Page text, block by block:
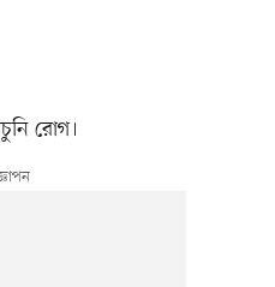
রোগ।